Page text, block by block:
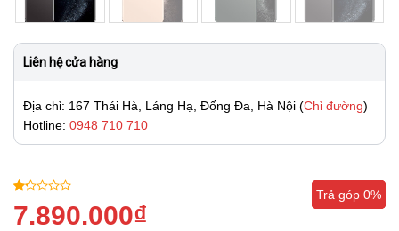
Liên hệ cửa hàng
Địa chỉ: 167 Thái Hà, Láng Hạ, Đống Đa, Hà Nội (Chỉ đường)
Hotline: 0948 710 710
1.00
trên
7
7.890.000₫
Trả góp 0%
Trả góp 0%
Trả góp 0%